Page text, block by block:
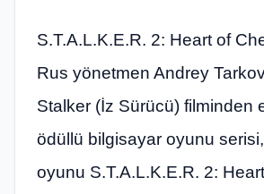
S.T.A.L.K.E.R. 2: Heart of
Rus yönetmen Andrey
Stalker (İz Sürücü) filminden
ödüllü bilgisayar oyunu
oyunu S.T.A.L.K.E.R. 2: